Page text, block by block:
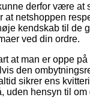
derfor være at
netshoppen
kendskab til de
ved din ordre.
at man er oppe
den
sikrer ens
uden hensyn til